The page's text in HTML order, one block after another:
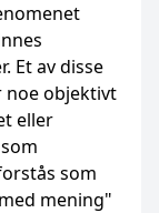
Et av disse
noe objektivt
eller
som
mening"